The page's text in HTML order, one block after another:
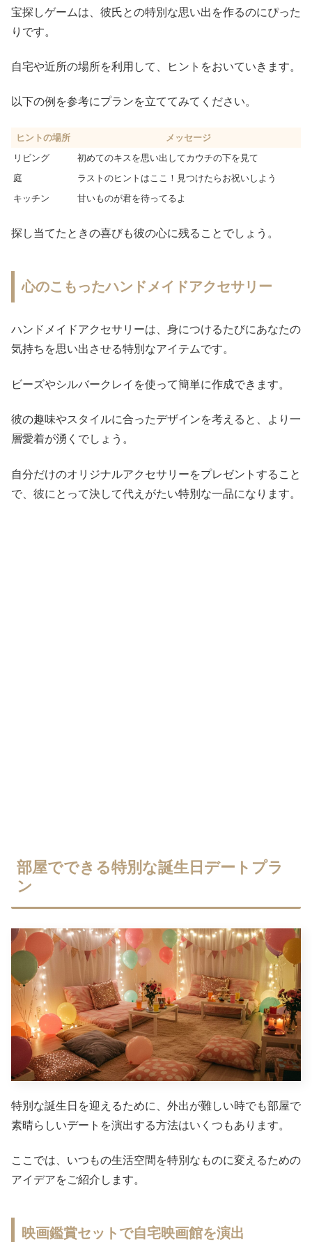
宝探しゲームは、彼氏との特別な思い出を作るのにぴった
りです。
自宅や近所の場所を利用して、ヒントをおいていきます。
以下の例を参考にプランを立ててみてください。
ヒントの場所
メッセージ
リビング
初めてのキスを思い出してカウチの下を見て
庭
ラストのヒントはここ！見つけたらお祝いしよう
キッチン
甘いものが君を待ってるよ
探し当てたときの喜びも彼の心に残ることでしょう。
心のこもったハンドメイドアクセサリー
ハンドメイドアクセサリーは、身につけるたびにあなたの
気持ちを思い出させる特別なアイテムです。
ビーズやシルバークレイを使って簡単に作成できます。
彼の趣味やスタイルに合ったデザインを考えると、より一
層愛着が湧くでしょう。
自分だけのオリジナルアクセサリーをプレゼントすること
で、彼にとって決して代えがたい特別な一品になります。
部屋でできる特別な誕生日デートプラ
ン
特別な誕生日を迎えるために、外出が難しい時でも部屋で
素晴らしいデートを演出する方法はいくつもあります。
ここでは、いつもの生活空間を特別なものに変えるための
アイデアをご紹介します。
映画鑑賞セットで自宅映画館を演出